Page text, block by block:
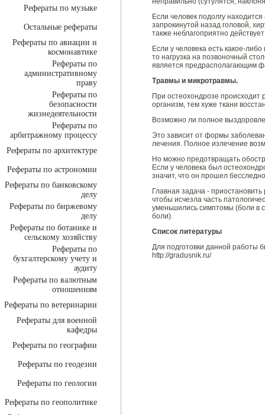
Рефераты по музыке
Остальные рефераты
Рефераты по авиации и
космонавтике
Рефераты по
административному
праву
Рефераты по
безопасности
жизнедеятельности
Рефераты по
арбитражному процессу
Рефераты по архитектуре
Рефераты по астрономии
Рефераты по банковскому
делу
Рефераты по биржевому
делу
Рефераты по ботанике и
сельскому хозяйству
Рефераты по
бухгалтерскому учету и
аудиту
Рефераты по валютным
отношениям
Рефераты по ветеринарии
Рефераты для военной
кафедры
Рефераты по географии
Рефераты по геодезии
Рефераты по геологии
Рефераты по геополитике
Если человек подолгу
запрокинутой назад головой,
также неблагоприятно
Если у человека есть какое-
то нагрузка на позвоночный
является предрасполагающим
Травмы и микротравмы.
При остеохондрозе происходит
организм, тем хуже ткани
Возможно ли полное
Это зависит от формы
лечения. Полное излечение
Но можно предотвращать
Если у человека был
значит, что он прошел
Главная задача -
чтобы исчезла часть
уменьшились симптомы (боли в
боли).
Список литературы
Для подготовки данной работы
http://gradusnik.ru/